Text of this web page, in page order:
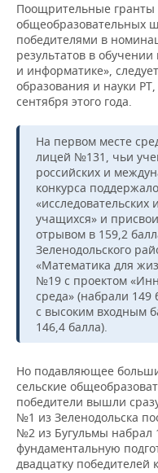
Поощрительные гранты
общеобразовательных
победителями в
результатов в
и информатике»,
образования и науки
сентября этого года.
На первом месте
лицей №131, чьи
российских и
конкурса
учащихся» и
отрывом в 159,2
Зеленодольского
«Математика для
№19 с проектом
среда» (набрали
с высоким входным
146,4 балла).
Но подавляющее
сельские
победители вышли
№1 из Зеленодольска
№2 из Бугульмы набрал
фундаментальную
двадцатку победителей